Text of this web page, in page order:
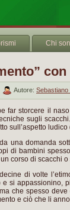
Chi
Autore: Sebastiano
far storcere il
sugli
sull’aspetto
una domanda
di bambini
corso di scacchi
di volte
e si appassionino,
che spesso
e ciò che li